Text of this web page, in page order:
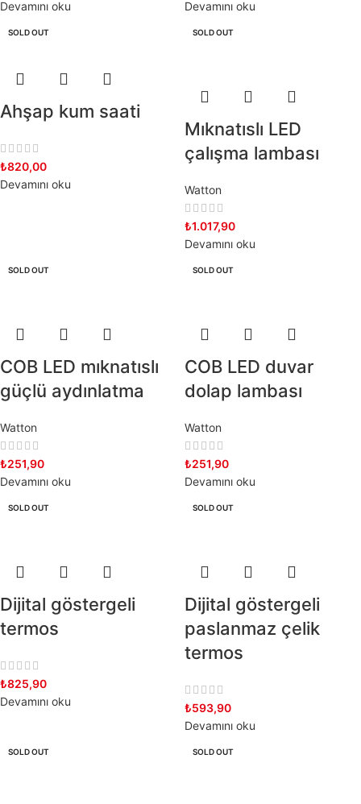
Devamını oku
Devamını oku
SOLD OUT
Ahşap kum saati
₺820,00
Devamını oku
SOLD OUT
Mıknatıslı LED
çalışma lambası
Watton
₺1.017,90
Devamını oku
SOLD OUT
COB LED mıknatıslı
güçlü aydınlatma
Watton
₺251,90
Devamını oku
SOLD OUT
COB LED duvar
dolap lambası
Watton
₺251,90
Devamını oku
SOLD OUT
Dijital göstergeli
termos
₺825,90
Devamını oku
SOLD OUT
Dijital göstergeli
paslanmaz çelik
termos
₺593,90
Devamını oku
SOLD OUT SOLD OUT